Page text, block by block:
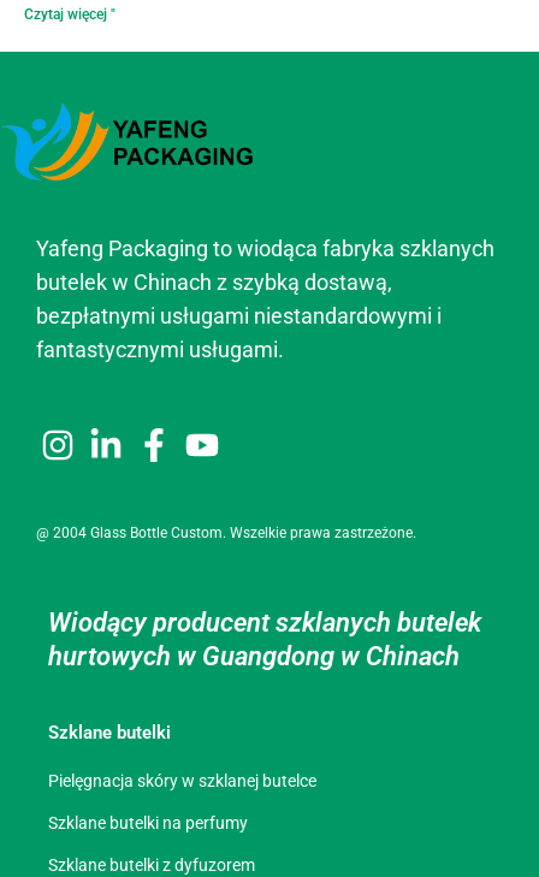
Czytaj więcej "
Yafeng Packaging to wiodąca fabryka szklanych
butelek w Chinach z szybką dostawą,
bezpłatnymi usługami niestandardowymi i
fantastycznymi usługami.
@ 2004 Glass Bottle Custom. Wszelkie prawa zastrzeżone.
Wiodący producent szklanych butelek
hurtowych w Guangdong w Chinach
Szklane butelki
Pielęgnacja skóry w szklanej butelce
Szklane butelki na perfumy
Szklane butelki z dyfuzorem